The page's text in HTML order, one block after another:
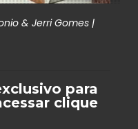
& Jerri Gomes |
para
clique